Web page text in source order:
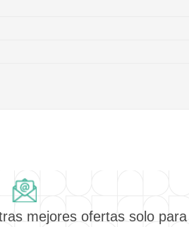
mejores ofertas solo para